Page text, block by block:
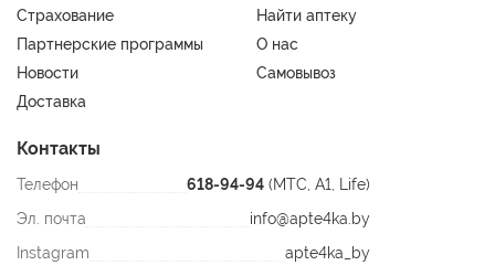
Страхование
Найти аптеку
Партнерские программы
О нас
Новости
Самовывоз
Доставка
Контакты
Телефон 618-94-94 (МТС, A1, Life)
Эл. почта
info@apte4ka.by
Instagram
apte4ka_by